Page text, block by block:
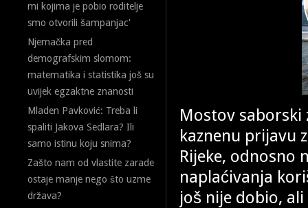
mi kojima je pobio roditelje
smo otvorili šampanjac'
Njemačka pred
demografskim slomom:
matematika i statistika još su
uvijek egzaktne znanosti
Mladen Pavković: Treba li
spaliti Jakova Sedlara? Ili
samo istinu koju snima?
Zašto nam od vlastite zarade
ostaje manje nego što uzme
država?
Mostov saborski
kaznenu prijavu
Rijeke, odnosno
naplaćivanja
još nije dobio,